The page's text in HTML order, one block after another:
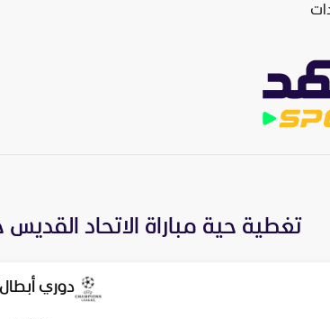
تغطية حية مباراة الاتحاد القديس
دوري أبطال